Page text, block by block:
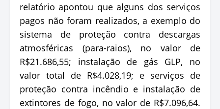
relatório apontou que alguns dos serviços
pagos não foram realizados, a exemplo do
sistema de proteção contra descargas
atmosféricas (para-raios), no valor de
R$21.686,55; instalação de gás GLP, no
valor total de R$4.028,19; e serviços de
proteção contra incêndio e instalação de
extintores de fogo, no valor de R$7.096,64.